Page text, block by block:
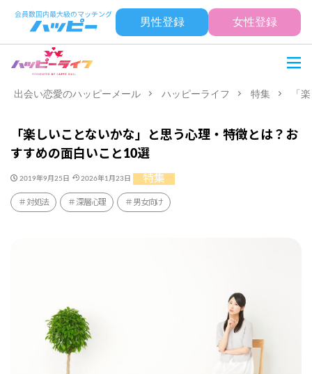
男性登録 女性登録
出会い恋愛のハッピーメール ハッピーライフ 特集 「
「楽しいことないかな」と思う心理・特徴とは？お
すすめの面白いこと10選
2019年9月25日 2026年1月23日 特集
対処法 深層心理 男女向け